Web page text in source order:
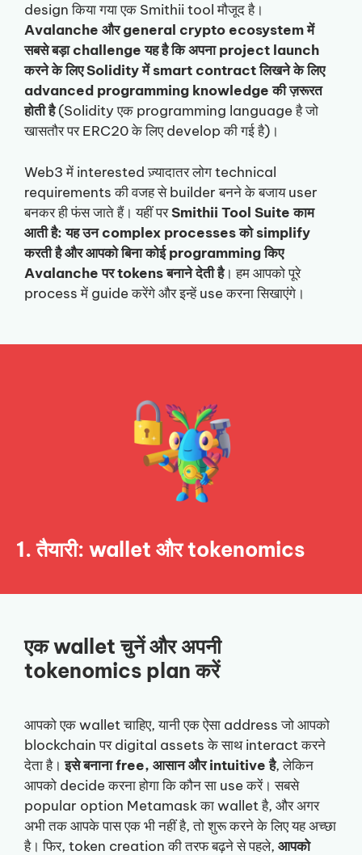
design किया गया एक Smithii tool मौजूद है।
Avalanche और general crypto ecosystem में
सबसे बड़ा challenge यह है कि अपना project launch
करने के लिए Solidity में smart contract लिखने के लिए
advanced programming knowledge की ज़रूरत
होती है(Solidity एक programming language है जो
खासतौर पर ERC20 के लिए develop की गई है)।
Web3 में interested ज़्यादातर लोग technical
requirements की वजह से builder बनने के बजाय user
बनकर ही फंस जाते हैं। यहीं परSmithii Tool Suite काम
आती है: यह उन complex processes को simplify
करती है और आपको बिना कोई programming किए
Avalanche पर tokens बनाने देती है। हम आपको पूरे
process में guide करेंगे और इन्हें use करना सिखाएंगे।
1. तैयारी: wallet और tokenomics
एक wallet चुनें और अपनी
tokenomics plan करें
आपको एक wallet चाहिए, यानी एक ऐसा address जो आपको
blockchain पर digital assets के साथ interact करने
देता है।इसे बनाना free, आसान और intuitive है, लेकिन
आपको decide करना होगा कि कौन सा use करें। सबसे
popular option Metamask का wallet है, और अगर
अभी तक आपके पास एक भी नहीं है, तो शुरू करने के लिए यह अच्छा
है। फिर, token creation की तरफ बढ़ने से पहले, आपको